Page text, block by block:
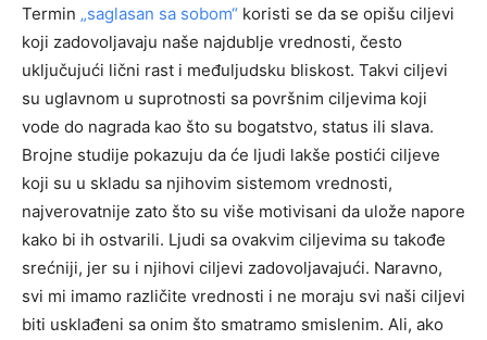
Termin „saglasan sa sobom“ koristi se da se opišu ciljevi
koji zadovoljavaju naše najdublje vrednosti, često
uključujući lični rast i međuljudsku bliskost. Takvi ciljevi
su uglavnom u suprotnosti sa površnim ciljevima koji
vode do nagrada kao što su bogatstvo, status ili slava.
Brojne studije pokazuju da će ljudi lakše postići ciljeve
koji su u skladu sa njihovim sistemom vrednosti,
najverovatnije zato što su više motivisani da ulože napore
kako bi ih ostvarili. Ljudi sa ovakvim ciljevima su takođe
srećniji, jer su i njihovi ciljevi zadovoljavajući. Naravno,
svi mi imamo različite vrednosti i ne moraju svi naši ciljevi
biti usklađeni sa onim što smatramo smislenim. Ali, ako